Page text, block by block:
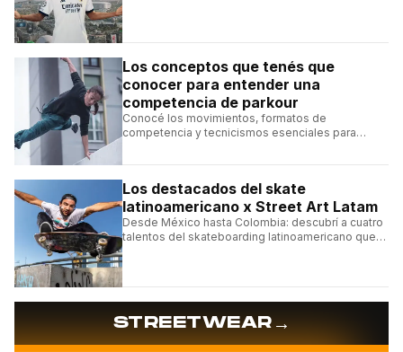
Los conceptos que tenés que
conocer para entender una
competencia de parkour
Conocé los movimientos, formatos de
competencia y tecnicismos esenciales para
Los destacados del skate
latinoamericano x Street Art Latam
Desde México hasta Colombia: descubrí a cuatro
talentos del skateboarding latinoamericano que
STREETWEAR→